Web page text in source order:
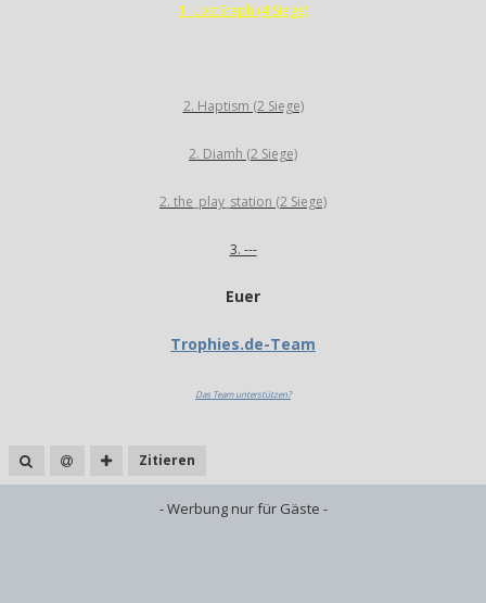
1. LostSteph (4 Siege)
2. Haptism (2 Siege)
2. Diamh (2 Siege)
2. the_play_station (2 Siege)
3. ---
Euer
Trophies.de-Team
Das Team unterstützen?
Zitieren
- Werbung nur für Gäste -